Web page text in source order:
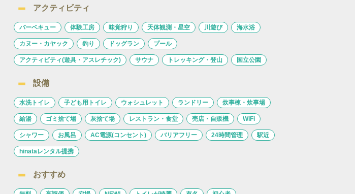
アクティビティ
バーベキュー 体験工房 味覚狩り 天体観測・星空 川遊び 海水浴
カヌー・カヤック 釣り ドッグラン プール
アクティビティ(遊具・アスレチック) サウナ トレッキング・登山 国立公園
設備
水洗トイレ 子ども用トイレ ウォシュレット ランドリー 炊事棟・炊事場
給湯 ゴミ捨て場 灰捨て場 レストラン・食堂 売店・自販機 WiFi
シャワー お風呂 AC電源(コンセント) バリアフリー 24時間管理 駅近
hinataレンタル提携
おすすめ